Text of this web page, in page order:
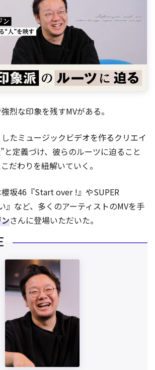
烈な印象を残すMVがある。
たミュージックビデオを作るクリエイ
と定義づけ、彼らのルーツに迫ること
だわりを紐解いていく。
坂46『Start over !』やSUPER
』など、多くのアーティストのMVを手
さんに登場いただいた。